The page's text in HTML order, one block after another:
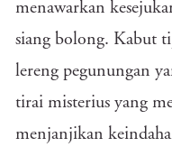
menawarkan
siang bolong. Kabut
lereng pegunungan
tirai misterius yang
menjanjikan